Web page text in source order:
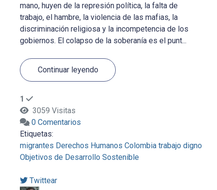
mano, huyen de la represión política, la falta de
trabajo, el hambre, la violencia de las mafias, la
discriminación religiosa y la incompetencia de los
gobiernos. El colapso de la soberanía es el punt...
Continuar leyendo
1
3059 Visitas
0 Comentarios
Etiquetas:
migrantes Derechos Humanos Colombia trabajo digno
Objetivos de Desarrollo Sostenible
Twittear